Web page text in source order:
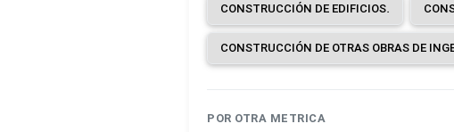
CONSTRUCCIÓN DE EDIFICIOS.
POR OTRA METRICA